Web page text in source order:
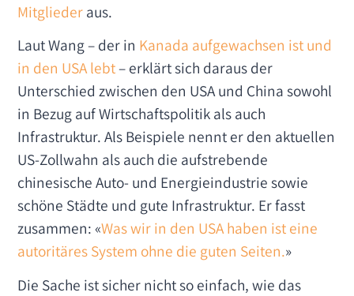
Mitgliederaus.
Laut Wang – der in Kanada aufgewachsen ist und
in den USA lebt– erklärt sich daraus der
Unterschied zwischen den USA und China sowohl
in Bezug auf Wirtschaftspolitik als auch
Infrastruktur. Als Beispiele nennt er den aktuellen
US-Zollwahn als auch die aufstrebende
chinesische Auto- und Energieindustrie sowie
schöne Städte und gute Infrastruktur. Er fasst
zusammen: «Was wir in den USA haben ist eine
autoritäres System ohne die guten Seiten.»
Die Sache ist sicher nicht so einfach, wie das